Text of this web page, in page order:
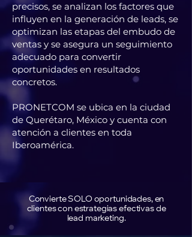
precisos, se analizan los factores que
influyen en la generación de leads, se
optimizan las etapas del embudo de
ventas y se asegura un seguimiento
adecuado para convertir
oportunidades en resultados
concretos.
PRONETCOM se ubica en la ciudad
de Querétaro, México y cuenta con
atención a clientes en toda
Iberoamérica.
Convierte SOLO oportunidades, en
clientes con estrategias efectivas de
lead marketing.